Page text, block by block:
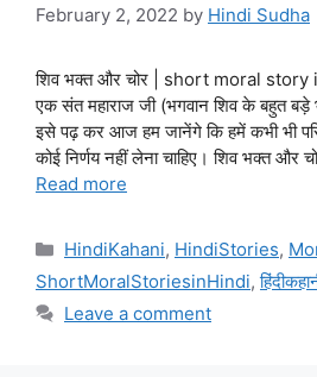
February 2, 2022 by Hindi Sudha
शिव भक्त और चोर | short moral story
एक संत महाराज जी (भगवान शिव के बहुत
इसे पढ़ कर आज हम जानेंगे कि हमें कभी भी
कोई निर्णय नहीं लेना चाहिए। शिव भक्त
Read more
Categories
HindiKahani, HindiStories,
ShortMoralStoriesinHindi,
Leave a comment